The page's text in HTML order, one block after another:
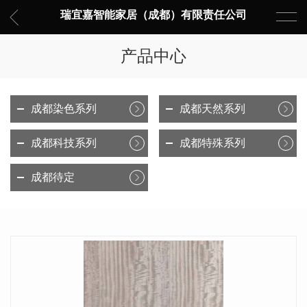
瑞宜嘉智能家居（成都）有限责任公司
产品中心
成都染色系列 成都天然系列
成都科技系列 成都特殊系列
成都待定